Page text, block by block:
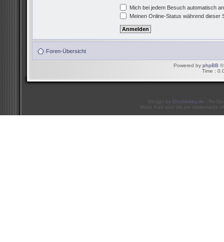
Mich bei jedem Besuch automatisch
Meinen Online-Status während dieser
Foren-Übersicht
Powered by phpBB ©
Time :
Design by Doublekey.de - Re-
Mario Kart and Wii are trademarks